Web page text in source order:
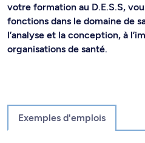
votre formation au D.E.S.S,
fonctions dans le domaine de
l’analyse et la conception, à
organisations de santé.
Exemples d'emplois